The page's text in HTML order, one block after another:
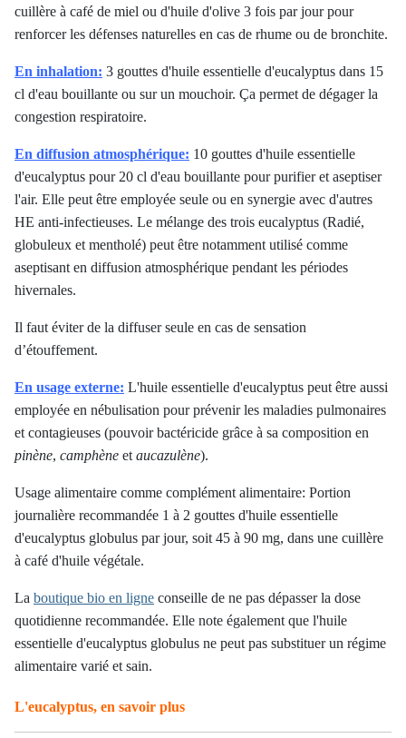
cuillère à café de miel ou d'huile d'olive 3 fois par jour pour
renforcer les défenses naturelles en cas de rhume ou de bronchite.
En inhalation: 3 gouttes d'huile essentielle d'eucalyptus dans 15
cl d'eau bouillante ou sur un mouchoir. Ça permet de dégager la
congestion respiratoire.
En diffusion atmosphérique: 10 gouttes d'huile essentielle
d'eucalyptus pour 20 cl d'eau bouillante pour purifier et aseptiser
l'air. Elle peut être employée seule ou en synergie avec d'autres
HE anti-infectieuses. Le mélange des trois eucalyptus (Radié,
globuleux et mentholé) peut être notamment utilisé comme
aseptisant en diffusion atmosphérique pendant les périodes
hivernales.
Il faut éviter de la diffuser seule en cas de sensation
d’étouffement.
En usage externe: L'huile essentielle d'eucalyptus peut être aussi
employée en nébulisation pour prévenir les maladies pulmonaires
et contagieuses (pouvoir bactéricide grâce à sa composition en
pinène, camphène et aucazulène).
Usage alimentaire comme complément alimentaire: Portion
journalière recommandée 1 à 2 gouttes d'huile essentielle
d'eucalyptus globulus par jour, soit 45 à 90 mg, dans une cuillère
à café d'huile végétale.
La boutique bio en ligne conseille de ne pas dépasser la dose
quotidienne recommandée. Elle note également que l'huile
essentielle d'eucalyptus globulus ne peut pas substituer un régime
alimentaire varié et sain.
L'eucalyptus, en savoir plus